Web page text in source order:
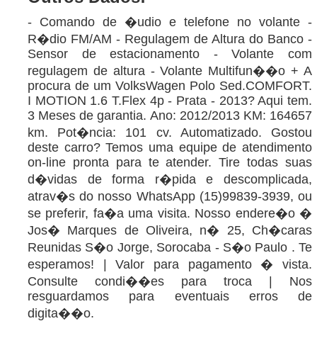
- Comando de �udio e telefone no volante -
R�dio FM/AM - Regulagem de Altura do Banco -
Sensor de estacionamento - Volante com
regulagem de altura - Volante Multifun��o + A
procura de um VolksWagen Polo Sed.COMFORT.
I MOTION 1.6 T.Flex 4p - Prata - 2013? Aqui tem.
3 Meses de garantia. Ano: 2012/2013 KM: 164657
km. Pot�ncia: 101 cv. Automatizado. Gostou
deste carro? Temos uma equipe de atendimento
on-line pronta para te atender. Tire todas suas
d�vidas de forma r�pida e descomplicada,
atrav�s do nosso WhatsApp (15)99839-3939, ou
se preferir, fa�a uma visita. Nosso endere�o �
Jos� Marques de Oliveira, n� 25, Ch�caras
Reunidas S�o Jorge, Sorocaba - S�o Paulo . Te
esperamos! | Valor para pagamento � vista.
Consulte condi��es para troca | Nos
resguardamos para eventuais erros de
digita��o.